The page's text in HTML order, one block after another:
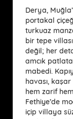
Derya,
portakal
turkuaz
bir tepe
değil; her
amcık
mabedi.
havası, kaşar
hem zarif
Fethiye’de
içip villaya